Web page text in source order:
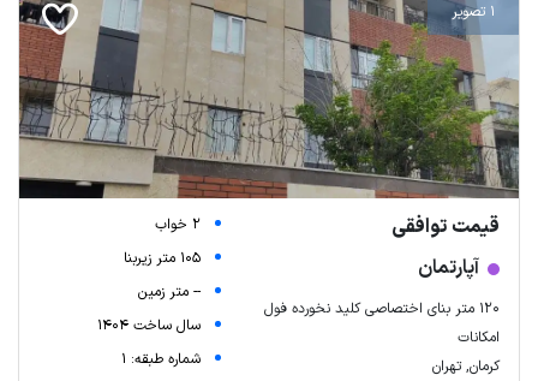
1 تصویر
قیمت توافقی
آپارتمان
120 متر بنای اختصاصی کلید نخورده فول
امکانات
کرمان, تهران
2 خواب
105 متر زیربنا
-- متر زمین
سال ساخت 1404
شماره طبقه: 1